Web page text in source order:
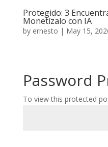
Protegido: 3
Monetízalo con IA
by ernesto | May 15,
Password
To view this protected